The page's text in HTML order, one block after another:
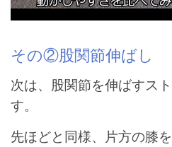
その②股関節伸ばし
次は、股関節を伸ばすス
す。
先ほどと同様、片方の膝